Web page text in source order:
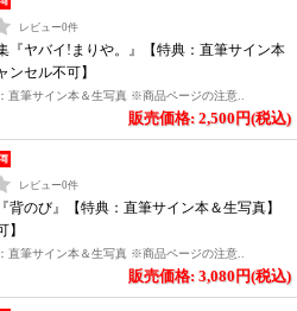
レビュー0件
『ヤバイ!まりや。』【特典：直筆サイン本
ンセル不可】
直筆サイン本＆生写真 ※商品ページの注意..
販売価格: 2,500円(税込)
レビュー0件
背のび』【特典：直筆サイン本＆生写真】
】
直筆サイン本＆生写真 ※商品ページの注意..
販売価格: 3,080円(税込)